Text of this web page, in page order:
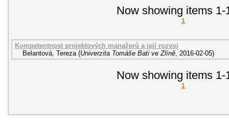
Now showing items 1-
1
Kompetentnost projektových manažerů a její rozvoj
Belantová, Tereza (Univerzita Tomáše Bati ve Zlíně 2016-02-05)
Now showing items 1-
1